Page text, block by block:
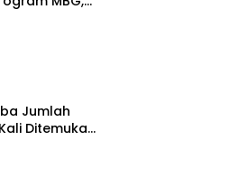
Jumlah
Ditemukan